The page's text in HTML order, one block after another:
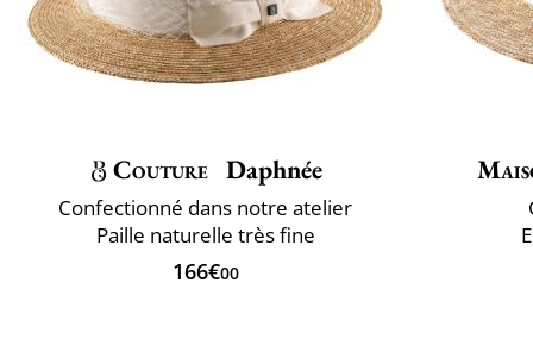
Couture Daphnée
Confectionné dans notre atelier
Paille naturelle très fine
166€00